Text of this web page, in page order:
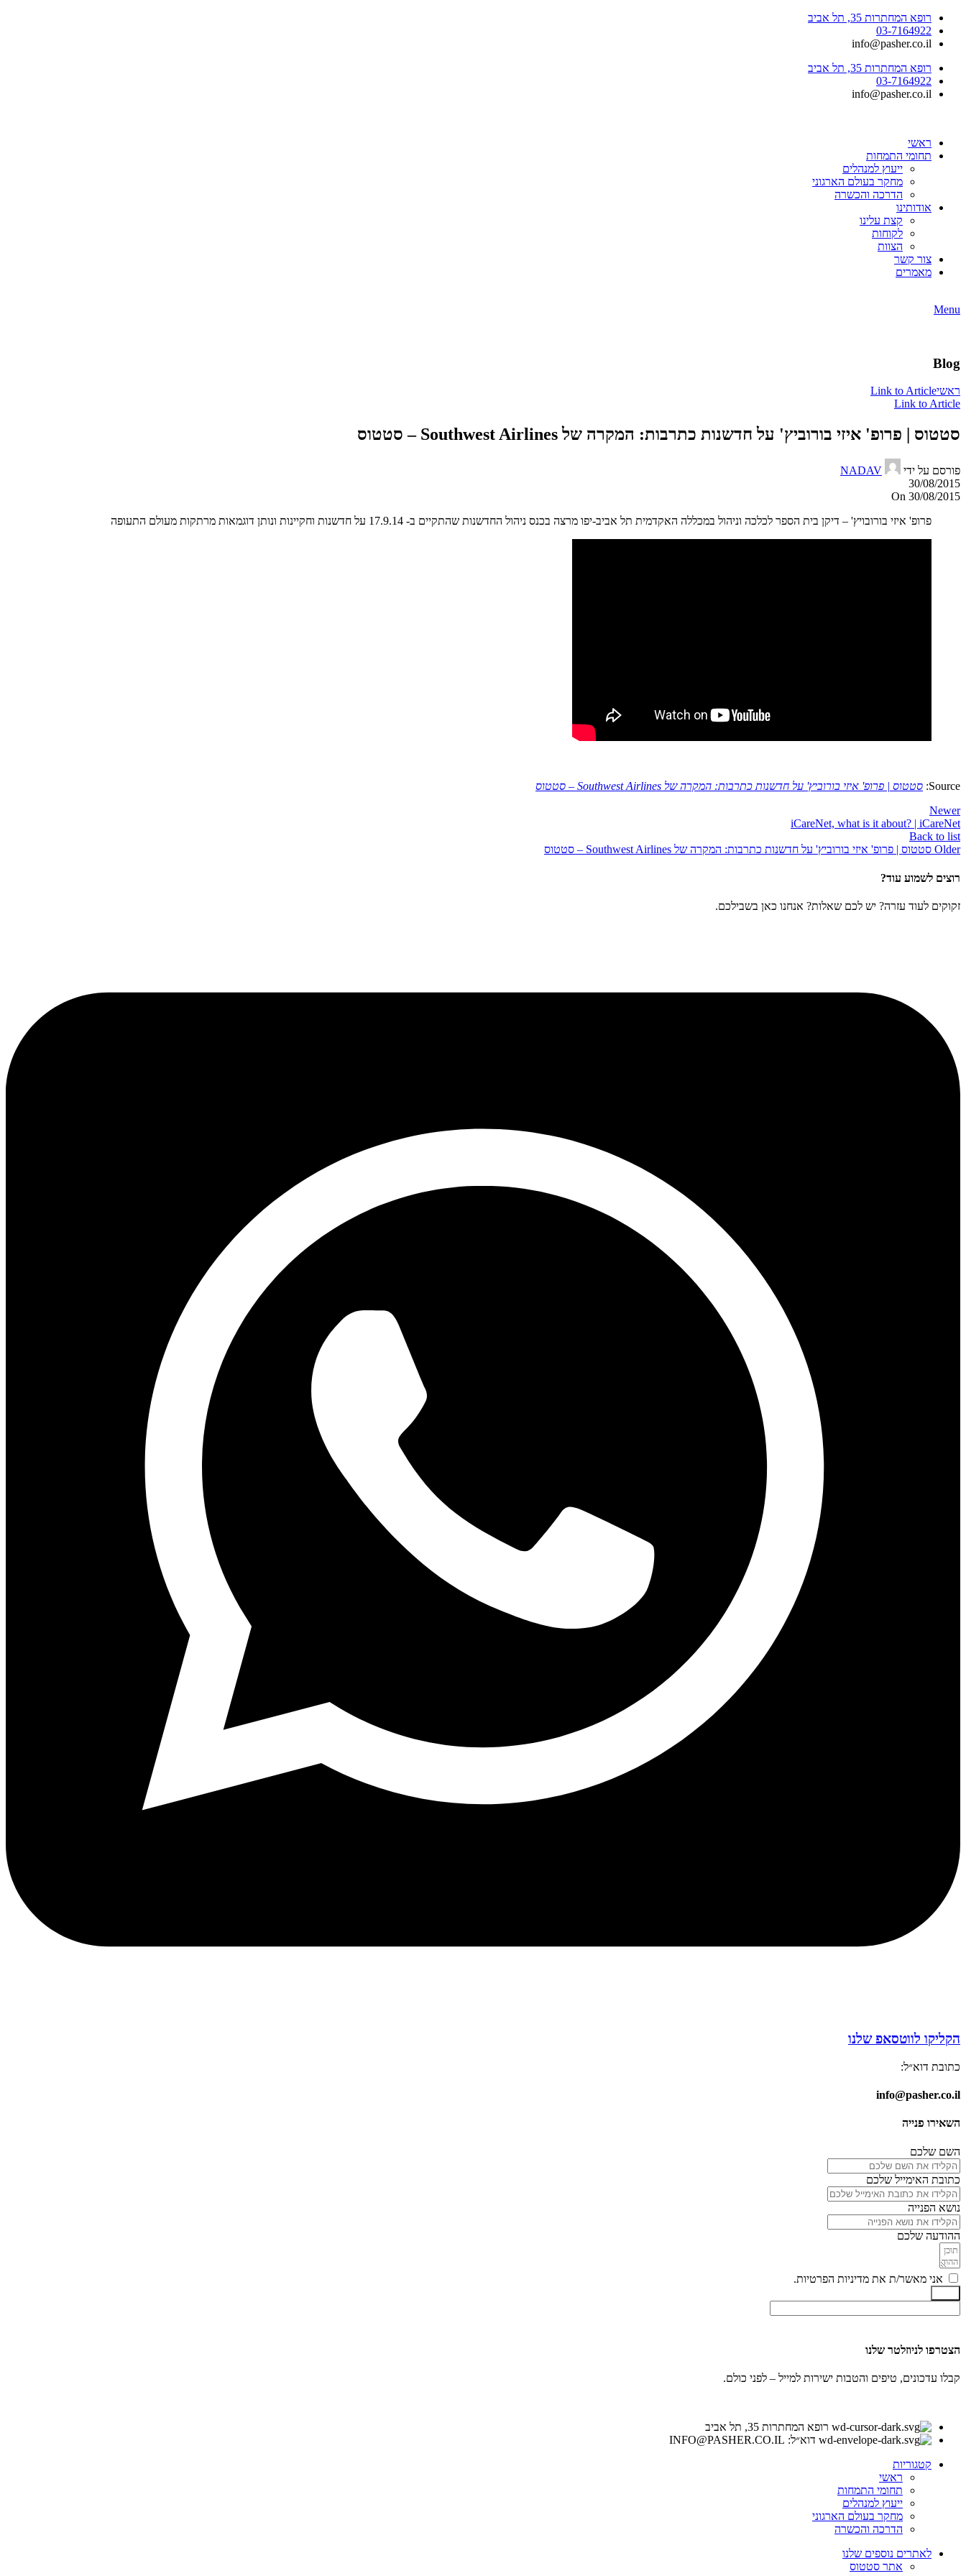
רופא המחתרות 35, תל אביב
03-7164922
info@pasher.co.il
רופא המחתרות 35, תל אביב
03-7164922
info@pasher.co.il
ראשי
תחומי התמחות
ייעוץ למנהלים
מחקר בעולם הארגוני
הדרכה והכשרה
אודותינו
קצת עלינו
לקוחות
הצוות
צור קשר
מאמרים
Menu
Blog
ראשיLink to Article
Link to Article
סטטוס | פרופ' איזי בורוביץ' על חדשנות כתרבות: המקרה של Southwest Airlines – סטטוס
פורסם על ידי
NADAV
30/08/2015
On 30/08/2015
פרופ' איזי בורובויץ' – דיקן בית הספר לכלכה וניהול במכללה האקדמית תל אביב-יפו מרצה בכנס ניהול החדשנות שהתקיים ב- 17.9.14 על חדשנות וחקיינות ונותן דוגמאות מרתקות מעולם התעופה
Source: סטטוס | פרופ' איזי בורוביץ' על חדשנות כתרבות: המקרה של Southwest Airlines – סטטוס
Newer
iCareNet, what is it about? | iCareNet
Back to list
Older סטטוס | פרופ' איזי בורוביץ' על חדשנות כתרבות: המקרה של Southwest Airlines – סטטוס
רוצים לשמוע עוד?
זקוקים לעוד עזרה? יש לכם שאלות? אנחנו כאן בשבילכם.
הקליקו לווטסאפ שלנו
כתובת דוא״ל:
info@pasher.co.il
השאירו פנייה
השם שלכם
כתובת האימייל שלכם
נושא הפנייה
ההודעה שלכם
אני מאשר/ת את מדיניות הפרטיות.
הצטרפו לניוזלטר שלנו
קבלו עדכונים, טיפים והטבות ישירות למייל – לפני כולם.
רופא המחתרות 35, תל אביב
דוא״ל: INFO@PASHER.CO.IL
קטגוריות
ראשי
תחומי התמחות
ייעוץ למנהלים
מחקר בעולם הארגוני
הדרכה והכשרה
לאתרים נוספים שלנו
אתר סטטוס